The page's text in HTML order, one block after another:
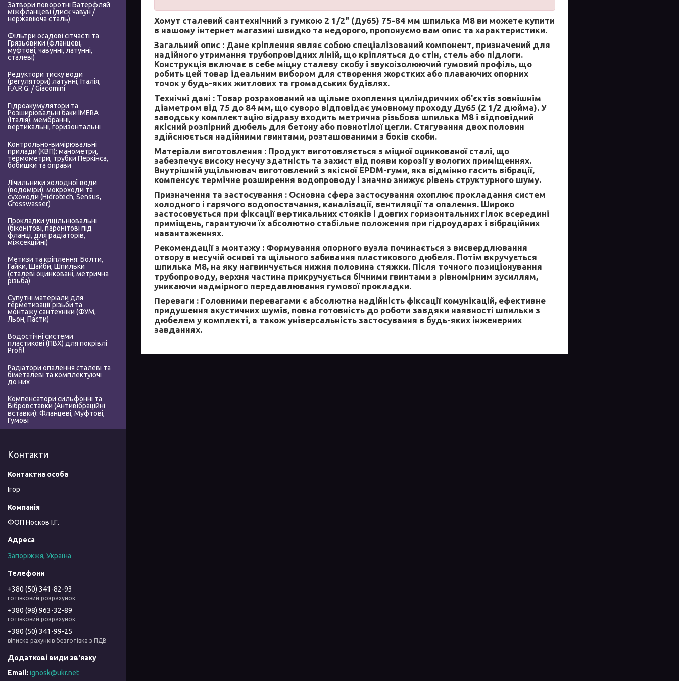
Хомут сталевий сантехнічний з гумкою 2 1/2" (Ду65) 75-84 мм шпилька М8 ви можете купити
в нашому інтернет магазині швидко та недорого, пропонуємо вам опис та характеристики.
Загальний опис : Дане кріплення являє собою спеціалізований компонент, призначений для
надійного утримання трубопровідних ліній, що кріпляться до стін, стель або підлоги.
Конструкція включає в себе міцну сталеву скобу і звукоізолюючий гумовий профіль, що
робить цей товар ідеальним вибором для створення жорстких або плаваючих опорних
точок у будь-яких житлових та громадських будівлях.
Технічні дані : Товар розрахований на щільне охоплення циліндричних об'єктів зовнішнім
діаметром від 75 до 84 мм, що суворо відповідає умовному проходу Ду65 (2 1/2 дюйма). У
заводську комплектацію відразу входить метрична різьбова шпилька М8 і відповідний
якісний розпірний дюбель для бетону або повнотілої цегли. Стягування двох половин
здійснюється надійними гвинтами, розташованими з боків скоби.
Матеріали виготовлення : Продукт виготовляється з міцної оцинкованої сталі, що
забезпечує високу несучу здатність та захист від появи корозії у вологих приміщеннях.
Внутрішній ущільнювач виготовлений з якісної EPDM-гуми, яка відмінно гасить вібрації,
компенсує термічне розширення водопроводу і значно знижує рівень структурного шуму.
Призначення та застосування : Основна сфера застосування охоплює прокладання систем
холодного і гарячого водопостачання, каналізації, вентиляції та опалення. Широко
застосовується при фіксації вертикальних стояків і довгих горизонтальних гілок всередині
приміщень, гарантуючи їх абсолютно стабільне положення при гідроударах і вібраційних
навантаженнях.
Рекомендації з монтажу : Формування опорного вузла починається з висвердлювання
отвору в несучій основі та щільного забивання пластикового дюбеля. Потім вкручується
шпилька М8, на яку нагвинчується нижня половина стяжки. Після точного позиціонування
трубопроводу, верхня частина прикручується бічними гвинтами з рівномірним зусиллям,
уникаючи надмірного передавлювання гумової прокладки.
Переваги : Головними перевагами є абсолютна надійність фіксації комунікацій, ефективне
придушення акустичних шумів, повна готовність до роботи завдяки наявності шпильки з
дюбелем у комплекті, а також універсальність застосування в будь-яких інженерних
завданнях.
Затвори поворотні Батерфляй
міжфланцеві (диск чавун /
нержавіюча сталь)
Фільтри осадові сітчасті та
Грязьовики (фланцеві,
муфтові, чавунні, латунні,
сталеві)
Редуктори тиску води
(регулятори) латунні, Італія,
F.A.R.G. / Giacomini
Гідроакумулятори та
Розширювальні баки IMERA
(Італія): мембранні,
вертикальні, горизонтальні
Контрольно-вимірювальні
прилади (КВП): манометри,
термометри, трубки Перкінса,
бобишки та оправи
Лічильники холодної води
(водоміри): мокроходи та
сухоходи (Hidrotech, Sensus,
Grosswasser)
Прокладки ущільнювальні
(біконітові, паронітові під
фланці, для радіаторів,
міжсекційні)
Метизи та кріплення: Болти,
Гайки, Шайби, Шпильки
(сталеві оцинковані, метрична
різьба)
Супутні матеріали для
герметизації різьби та
монтажу сантехніки (ФУМ,
Льон, Пасти)
Водостічні системи
пластикові (ПВХ) для покрівлі
Profil
Радіатори опалення сталеві та
біметалеві та комплектуючі
до них
Компенсатори сильфонні та
Вібровставки (Антивібраційні
вставки): Фланцеві, Муфтові,
Гумові
Контакти
Ігор
ФОП Носков І.Г.
Запоріжжя, Україна
+380 (50) 341-82-93
готівковий розрахунок
+380 (98) 963-32-89
готівковий розрахунок
+380 (50) 341-99-25
віписка рахунків безготівка з ПДВ
ignosk@ukr.net